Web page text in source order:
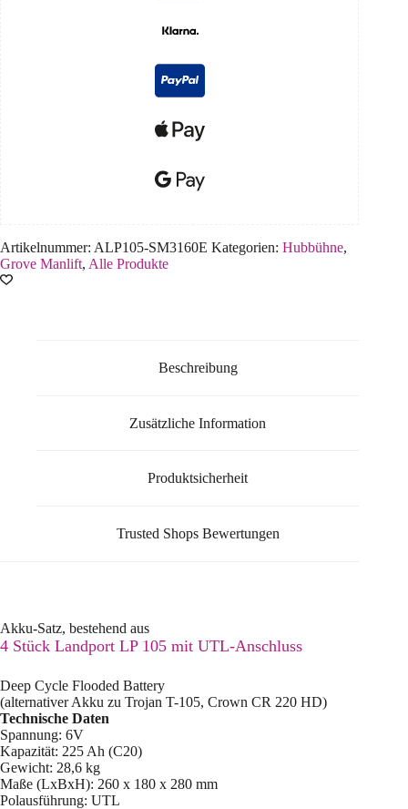
Artikelnummer: ALP105-SM3160E Kategorien: Hubbühne,
Grove Manlift, Alle Produkte
Beschreibung
Zusätzliche Information
Produktsicherheit
Trusted Shops Bewertungen
Akku-Satz, bestehend aus
4 Stück Landport LP 105 mit UTL-Anschluss
Deep Cycle Flooded Battery
(alternativer Akku zu Trojan T-105, Crown CR 220 HD)
Technische Daten
Spannung: 6V
Kapazität: 225 Ah (C20)
Gewicht: 28,6 kg
Maße (LxBxH): 260 x 180 x 280 mm
Polausführung: UTL